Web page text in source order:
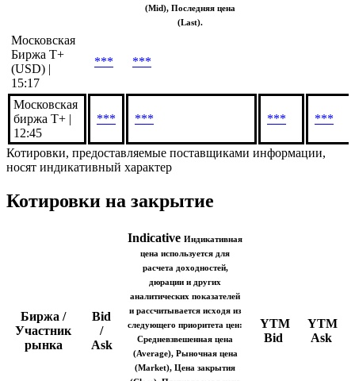
(Mid), Последняя цена
(Last).
Московская
Биржа T+
(USD) |
15:17
*** ***
Московская
биржа Т+ |
12:45
*** *** *** ***
Котировки, предоставляемые поставщиками информации,
носят индикативный характер
Котировки на закрытие
Биржа /
Участник
рынка
Bid
/
Ask
Indicative Индикативная
цена используется для
расчета доходностей,
дюрации и других
аналитических показателей
и рассчитывается исходя из
следующего приоритета цен:
Средневзвешенная цена
(Average), Рыночная цена
(Market), Цена закрытия
YTM
Bid
YTM
Ask